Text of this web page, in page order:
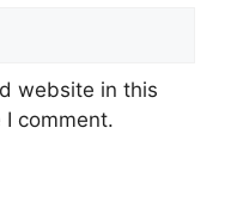
website in this
comment.